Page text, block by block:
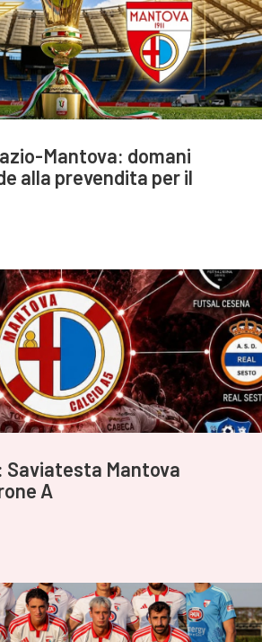
Mantova: domani
alla prevendita per il
Saviatesta Mantova
A